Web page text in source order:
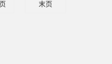
末页